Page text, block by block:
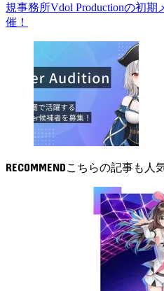
規事務所Vdol Productionの初
催！
RECOMMEND